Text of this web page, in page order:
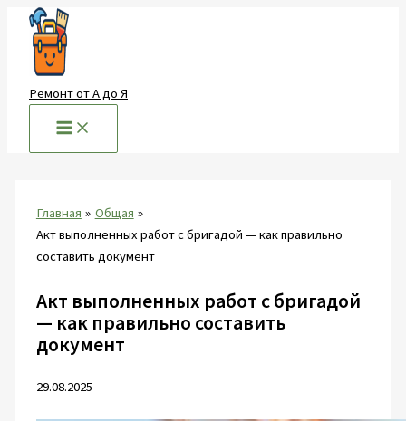
Перейти
содержимому
Ремонт от А до Я
Главная
Общая
Акт выполненных работ с бригадой — как правильно
составить документ
Акт выполненных работ с бригадой
— как правильно составить
документ
29.08.2025